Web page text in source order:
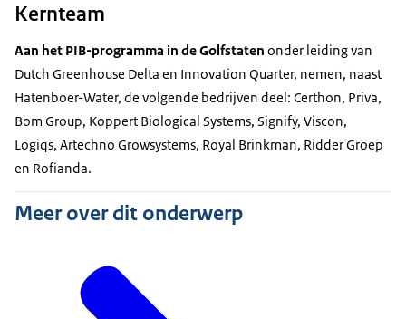
Kernteam
Aan het PIB-programma in de Golfstaten onder leiding van
Dutch Greenhouse Delta en Innovation Quarter, nemen, naast
Hatenboer-Water, de volgende bedrijven deel: Certhon, Priva,
Bom Group, Koppert Biological Systems, Signify, Viscon,
Logiqs, Artechno Growsystems, Royal Brinkman, Ridder Groep
en Rofianda.
Meer over dit onderwerp